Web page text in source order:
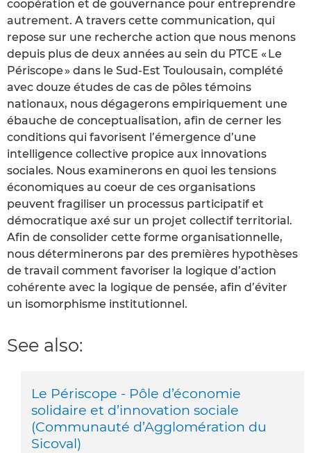
coopération et de gouvernance pour entreprendre
autrement. A travers cette communication, qui
repose sur une recherche action que nous menons
depuis plus de deux années au sein du PTCE « Le
Périscope » dans le Sud-Est Toulousain, complété
avec douze études de cas de pôles témoins
nationaux, nous dégagerons empiriquement une
ébauche de conceptualisation, afin de cerner les
conditions qui favorisent l’émergence d’une
intelligence collective propice aux innovations
sociales. Nous examinerons en quoi les tensions
économiques au coeur de ces organisations
peuvent fragiliser un processus participatif et
démocratique axé sur un projet collectif territorial.
Afin de consolider cette forme organisationnelle,
nous déterminerons par des premières hypothèses
de travail comment favoriser la logique d’action
cohérente avec la logique de pensée, afin d’éviter
un isomorphisme institutionnel.
See also:
Le Périscope - Pôle d’économie
solidaire et d’innovation sociale
(Communauté d’Agglomération du
Sicoval)